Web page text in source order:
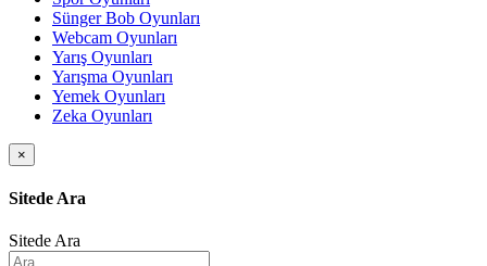
Sünger Bob Oyunları
Webcam Oyunları
Yarış Oyunları
Yarışma Oyunları
Yemek Oyunları
Zeka Oyunları
×
Sitede Ara
Sitede Ara